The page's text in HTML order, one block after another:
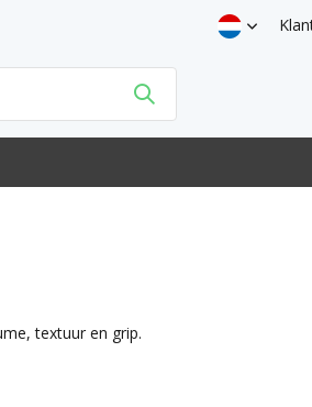
Bestel voor 21h = volgende werkdag thuis
textuur en grip.